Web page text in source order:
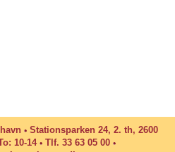
Stationsparken 24, 2. th, 2600
10-14
Tlf. 33 63 05 00